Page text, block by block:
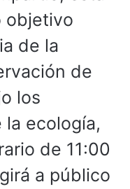
objetivo
de la
de
los
ecología,
de 11:00
a público